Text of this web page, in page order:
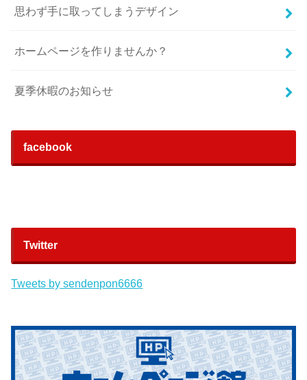
思わず手に取ってしまうデザイン
ホームページを作りませんか？
夏季休暇のお知らせ
facebook
Twitter
Tweets by sendenpon6666